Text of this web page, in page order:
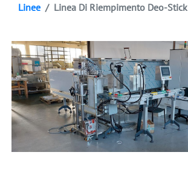
Linee Linea Di Riempimento Deo-Stick